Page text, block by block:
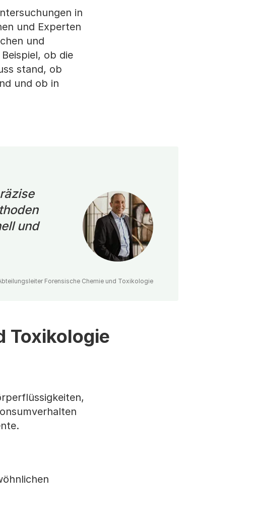
in
und Experten
und
ob die
stand, ob
und ob in
und
Forensische Chemie und Toxikologie
Toxikologie